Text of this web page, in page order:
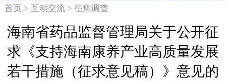
首页 > 互动交流> 征集调查
海南省药品监督管理局关于公开征
求《支持海南康养产业高质量发展
若干措施（征求意见稿）》意见的